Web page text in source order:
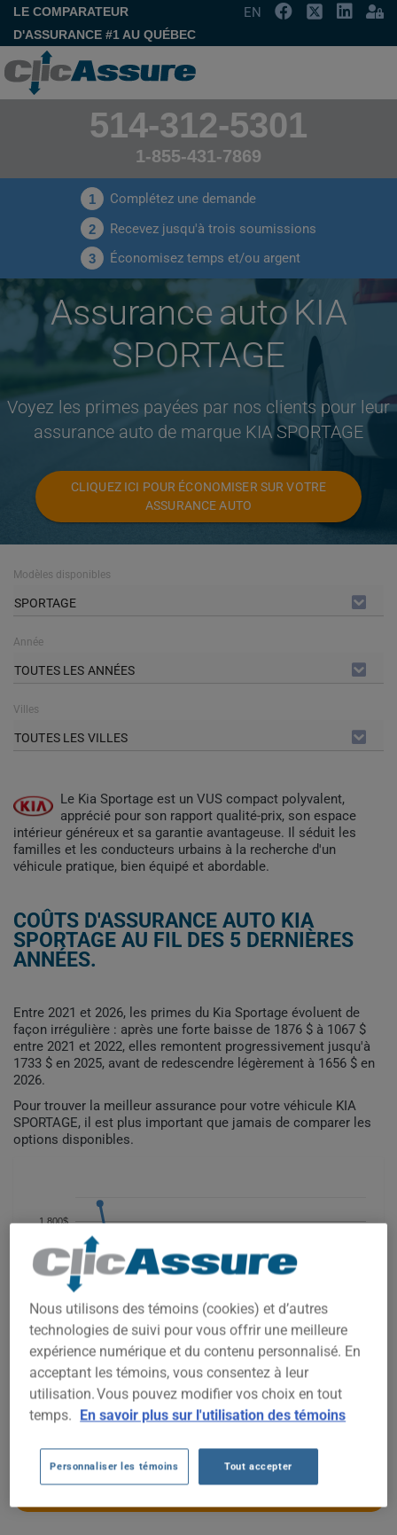
LE COMPARATEUR
D'ASSURANCE #1 AU QUÉBEC
EN
514-312-5301
1-855-431-7869
1 Complétez une demande
2 Recevez jusqu'à trois soumissions
3 Économisez temps et/ou argent
Assurance auto KIA
SPORTAGE
Voyez les primes payées par nos clients pour leur
assurance auto de marque KIA SPORTAGE
CLIQUEZ ICI POUR ÉCONOMISER SUR VOTRE
ASSURANCE AUTO
Modèles disponibles
SPORTAGE
Année
TOUTES LES ANNÉES
Villes
TOUTES LES VILLES
Le Kia Sportage est un VUS compact polyvalent,
apprécié pour son rapport qualité-prix, son espace
intérieur généreux et sa garantie avantageuse. Il séduit les
familles et les conducteurs urbains à la recherche d'un
véhicule pratique, bien équipé et abordable.
COÛTS D'ASSURANCE AUTO KIA
SPORTAGE AU FIL DES 5 DERNIÈRES
ANNÉES.
Entre 2021 et 2026, les primes du Kia Sportage évoluent de
façon irrégulière : après une forte baisse de 1876 $ à 1067 $
entre 2021 et 2022, elles remontent progressivement jusqu'à
1733 $ en 2025, avant de redescendre légèrement à 1656 $ en
2026.
Pour trouver la meilleur assurance pour votre véhicule KIA
SPORTAGE, il est plus important que jamais de comparer les
options disponibles.
1 000$
1 400$
1 600$
1 800$
Nous utilisons des témoins (cookies) et d’autres
technologies de suivi pour vous offrir une meilleure
expérience numérique et du contenu personnalisé. En
acceptant les témoins, vous consentez à leur
utilisation. Vous pouvez modifier vos choix en tout
temps. En savoir plus sur l'utilisation des témoins
Personnaliser les témoins Tout accepter